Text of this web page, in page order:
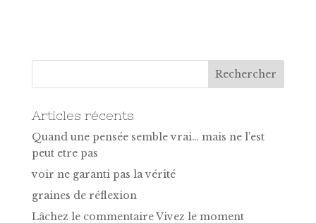
Articles récents
Quand une pensée semble vrai… mais ne l’est
peut etre pas
voir ne garanti pas la vérité
graines de réflexion
Lâchez le commentaire Vivez le moment